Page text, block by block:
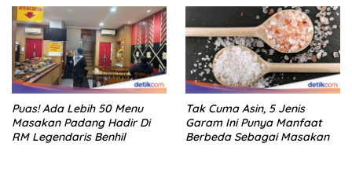
Puas! Ada Lebih 50 Menu
Masakan Padang Hadir Di
RM Legendaris Benhil
Tak Cuma Asin, 5 Jenis
Garam Ini Punya Manfaat
Berbeda Sebagai Masakan